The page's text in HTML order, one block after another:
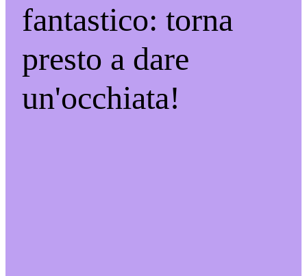
fantastico: torna
presto a dare
un'occhiata!